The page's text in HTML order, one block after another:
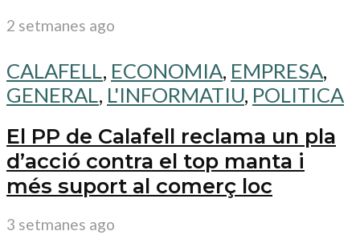
2 setmanes ago
CALAFELL , ECONOMIA, EMPRESA,
GENERAL , L'INFORMATIU, POLITICA
El PP de Calafell reclama un pla
d’acció contra el top manta i
més suport al comerç loc
3 setmanes ago